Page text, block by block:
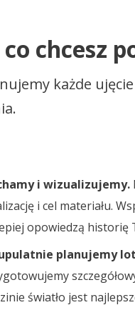
chcesz
każde
i wizualizujemy.
i cel materiału.
opowiedzą historię
planujemy
światło jest